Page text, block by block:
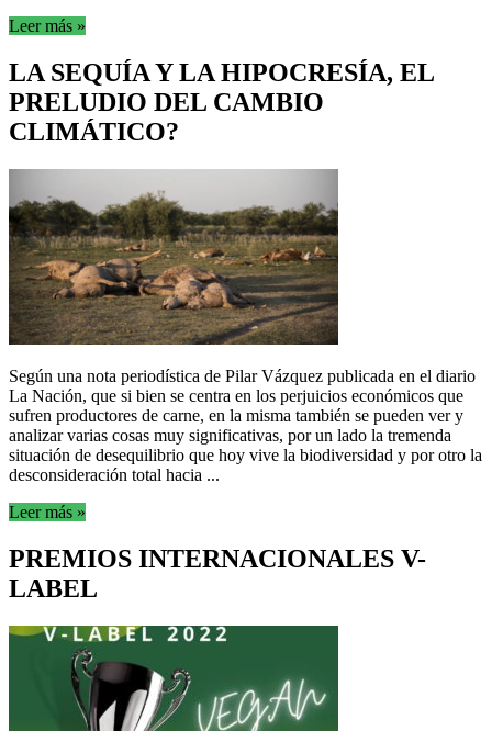
Leer más »
LA SEQUÍA Y LA HIPOCRESÍA, EL
PRELUDIO DEL CAMBIO
CLIMÁTICO?
Según una nota periodística de Pilar Vázquez publicada en el diario
La Nación, que si bien se centra en los perjuicios económicos que
sufren productores de carne, en la misma también se pueden ver y
analizar varias cosas muy significativas, por un lado la tremenda
situación de desequilibrio que hoy vive la biodiversidad y por otro la
desconsideración total hacia ...
Leer más »
PREMIOS INTERNACIONALES V-
LABEL